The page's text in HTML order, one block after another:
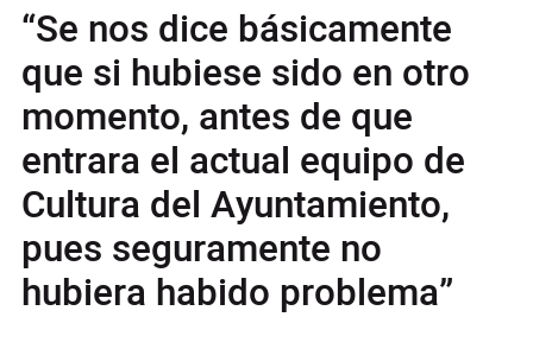
“Se nos dice básicamente
que si hubiese sido en otro
momento, antes de que
entrara el actual equipo de
Cultura del Ayuntamiento,
pues seguramente no
hubiera habido problema”